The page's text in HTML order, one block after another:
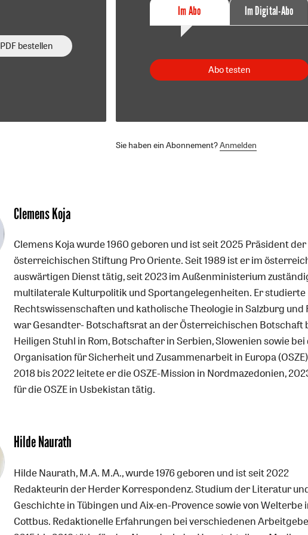
PDF bestellen
Im Abo Im Digital-Abo
Abo testen
Sie haben ein Abonnement?Anmelden
Clemens Koja
Clemens Koja wurde 1960 geboren und ist seit 2025 Präsident der
österreichischen Stiftung Pro Oriente. Seit 1989 ist er im
auswärtigen Dienst tätig, seit 2023 im Außenministerium
multilaterale Kulturpolitik und Sportangelegenheiten. Er studierte
Rechtswissenschaften und katholische Theologie in Salzburg und
war Gesandter- Botschaftsrat an der Österreichischen Botschaft
Heiligen Stuhl in Rom, Botschafter in Serbien, Slowenien sowie bei
Organisation für Sicherheit und Zusammenarbeit in Europa
2018 bis 2022 leitete er die OSZE-Mission in Nordmazedonien,
für die OSZE in Usbekistan tätig.
Hilde Naurath
Hilde Naurath, M.A. M.A., wurde 1976 geboren und ist seit 2022
Redakteurin der Herder Korrespondenz. Studium der Literatur
Geschichte in Tübingen und Aix-en-Provence sowie von Welterbe
Cottbus. Redaktionelle Erfahrungen bei verschiedenen